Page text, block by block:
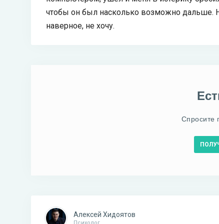
чтобы он был насколько возможно дальше.
наверное, не хочу.
Спросите
Алексей Хидоятов
Психолог